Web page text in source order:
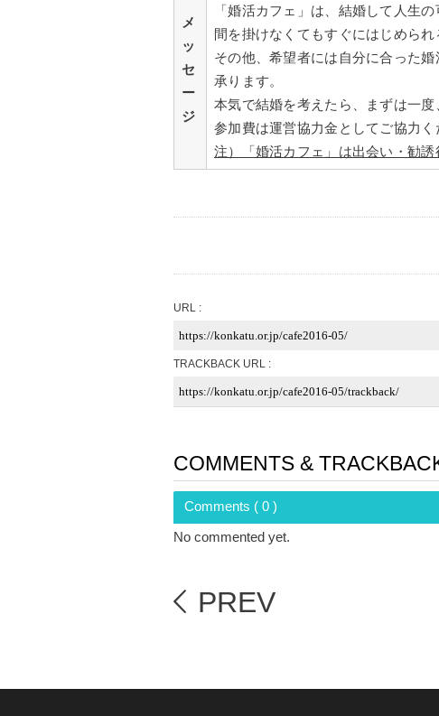
メ
ッ
セ
ー
ジ
「婚活カフェ」は、結婚して人生
間を掛けなくてもすぐにはじめられ
その他、希望者には自分に合った
承ります。
本気で結婚を考えたら、まずは一
参加費は運営協力金としてご協力く
注）「婚活カフェ」は出会い・勧誘
URL :
TRACKBACK URL :
COMMENTS &
Comments ( 0 )
No commented yet.
PREV